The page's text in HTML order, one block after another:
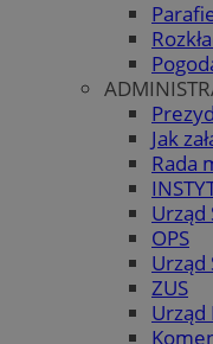
Jak
Rada
Urząd
OPS
Urząd
ZUS
Urząd